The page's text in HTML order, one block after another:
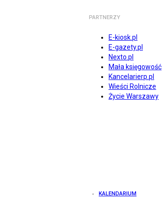
PARTNERZY
E-kiosk.pl
E-gazety.pl
Nexto.pl
Mała księgowość
Kancelarierp.pl
Wieści Rolnicze
Życie Warszawy
KALENDARIUM